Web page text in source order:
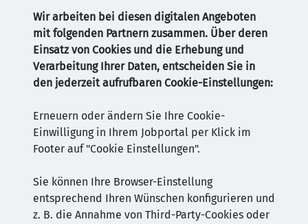
Wir arbeiten bei diesen digitalen Angeboten
mit folgenden Partnern zusammen. Über deren
Einsatz von Cookies und die Erhebung und
Verarbeitung Ihrer Daten, entscheiden Sie in
den jederzeit aufrufbaren Cookie-Einstellungen:
Erneuern oder ändern Sie Ihre Cookie-
Einwilligung in Ihrem Jobportal per Klick im
Footer auf "Cookie Einstellungen".
Sie können Ihre Browser-Einstellung
entsprechend Ihren Wünschen konfigurieren und
z. B. die Annahme von Third-Party-Cookies oder